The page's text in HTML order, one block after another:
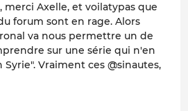
merci Axelle, et voilatypas que
forum sont en rage. Alors
va nous permettre un de
sur une série qui n'en
Vraiment ces @sinautes,